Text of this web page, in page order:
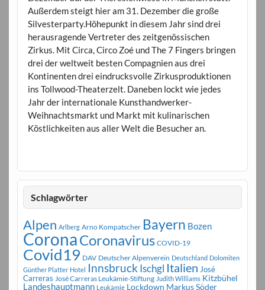
Außerdem steigt hier am 31. Dezember die große
Silvesterparty.Höhepunkt in diesem Jahr sind drei
herausragende Vertreter des zeitgenössischen
Zirkus. Mit Circa, Circo Zoé und The 7 Fingers bringen
drei der weltweit besten Compagnien aus drei
Kontinenten drei eindrucksvolle Zirkusproduktionen
ins Tollwood-Theaterzelt. Daneben lockt wie jedes
Jahr der internationale Kunsthandwerker-
Weihnachtsmarkt und Markt mit kulinarischen
Köstlichkeiten aus aller Welt die Besucher an.
Schlagwörter
Alpen Arlberg Arno Kompatscher Bayern Bozen
CoronaCoronavirus COVID-19
Covid19 DAV Deutscher Alpenverein Deutschland Dolomiten
Günther Platter Hotel Innsbruck Ischgl Italien José
Carreras José Carreras Leukämie-Stiftung Judith Williams Kitzbühel
Landeshauptmann Leukämie Lockdown Markus Söder